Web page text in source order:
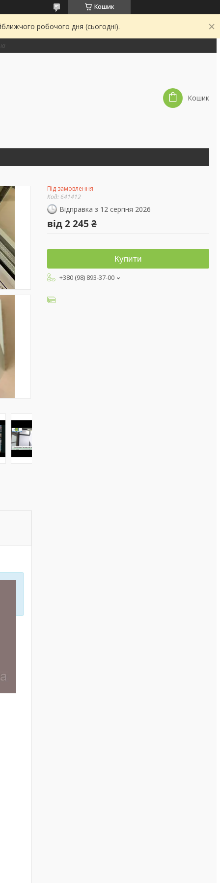
Кошик
робочого дня (сьогодні).
Кошик
Під замовлення
Код: 641412
Відправка з 12 серпня 2026
від2 245 ₴
Купити
+380 (98) 893-37-00